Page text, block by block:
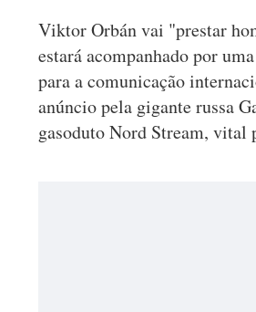
Viktor Orbán vai "prestar
estará acompanhado por
para a comunicação
anúncio pela gigante russa
gasoduto Nord Stream, vital